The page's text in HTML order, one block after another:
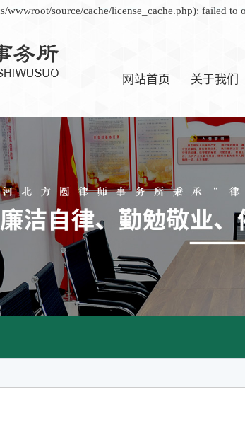
source/cache/license_cache.php): failed
网站首页 关于我们
方圆文化
资质荣誉
发展历程